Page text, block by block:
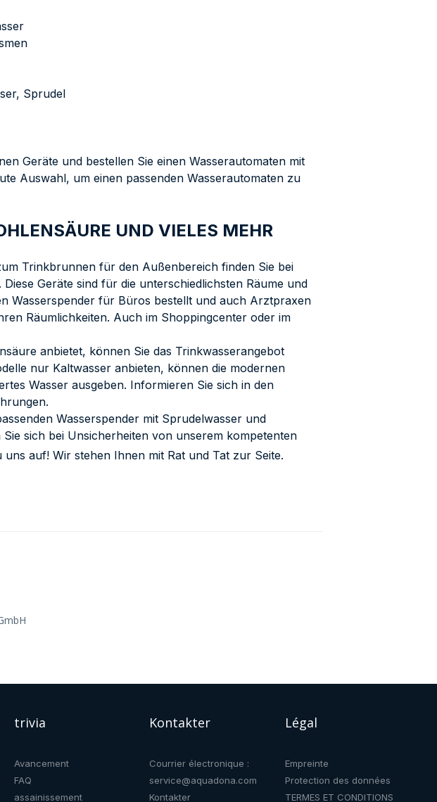
Sprudel
Geräte und bestellen Sie einen Wasserautomaten mit
Auswahl, um einen passenden Wasserautomaten zu
UND VIELES MEHR
Trinkbrunnen für den Außenbereich finden Sie bei
Geräte sind für die unterschiedlichsten Räume und
Wasserspender für Büros bestellt und auch Arztpraxen
Räumlichkeiten. Auch im Shoppingcenter oder im
anbietet, können Sie das Trinkwasserangebot
nur Kaltwasser anbieten, können die modernen
Wasser ausgeben. Informieren Sie sich in den
Wasserspender mit Sprudelwasser und
sich bei Unsicherheiten von unserem kompetenten
uns auf! Wir stehen Ihnen mit Rat und Tat zur Seite.
trivia
Avancement
FAQ
assainissement
Kontakter
Courrier électronique :
service@aquadona.com
Kontakter
Légal
Empreinte
Protection des données
TERMES ET CONDITIONS